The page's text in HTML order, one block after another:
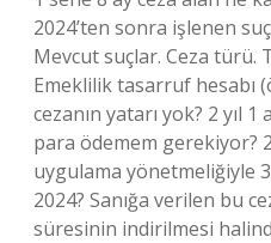
2024’ten sonra işlenen
Mevcut suçlar. Ceza türü.
Emeklilik tasarruf hesabı
cezanın yatarı yok? 2 yıl
para ödemem gerekiyor?
uygulama yönetmeliğiyle
2024? Sanığa verilen bu
süresinin indirilmesi